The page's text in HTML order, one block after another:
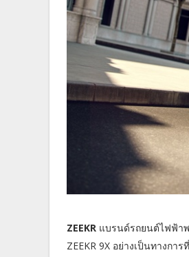
ZEEKR แบรนด์รถยนต์ไฟฟ้าพ
ZEEKR 9X อย่างเป็นทางกา